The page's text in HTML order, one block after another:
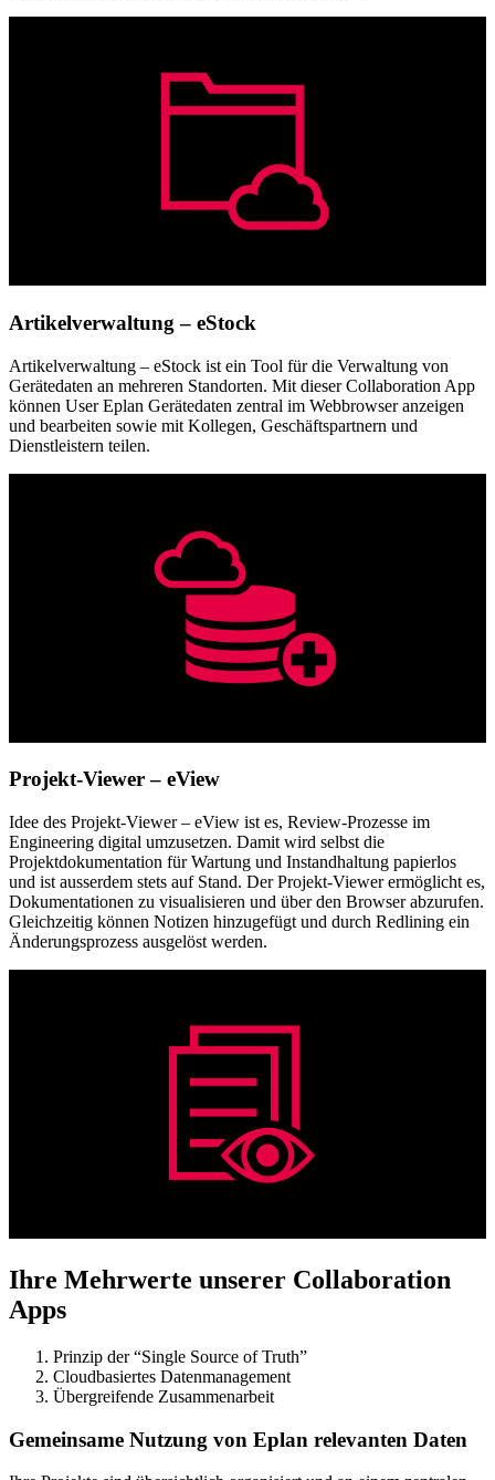
Artikelverwaltung – eStock
Artikelverwaltung – eStock ist ein Tool für die Verwaltung von
Gerätedaten an mehreren Standorten. Mit dieser Collaboration App
können User Eplan Gerätedaten zentral im Webbrowser anzeigen
und bearbeiten sowie mit Kollegen, Geschäftspartnern und
Dienstleistern teilen.
Projekt-Viewer – eView
Idee des Projekt-Viewer – eView ist es, Review-Prozesse im
Engineering digital umzusetzen. Damit wird selbst die
Projektdokumentation für Wartung und Instandhaltung papierlos
und ist ausserdem stets auf Stand. Der Projekt-Viewer ermöglicht es,
Dokumentationen zu visualisieren und über den Browser abzurufen.
Gleichzeitig können Notizen hinzugefügt und durch Redlining ein
Änderungsprozess ausgelöst werden.
Ihre Mehrwerte unserer Collaboration
Apps
Prinzip der “Single Source of Truth”
Cloudbasiertes Datenmanagement
Übergreifende Zusammenarbeit
Gemeinsame Nutzung von Eplan relevanten Daten